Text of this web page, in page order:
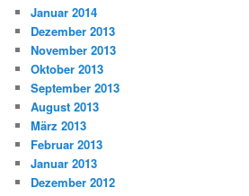
Januar 2014
Dezember 2013
November 2013
Oktober 2013
September 2013
August 2013
März 2013
Februar 2013
Januar 2013
Dezember 2012